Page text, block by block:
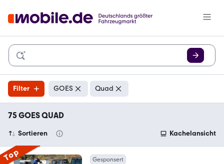
Filter GOES Quad
75 GOES QUAD
Sortieren Kachelansicht
Top Gesponsert